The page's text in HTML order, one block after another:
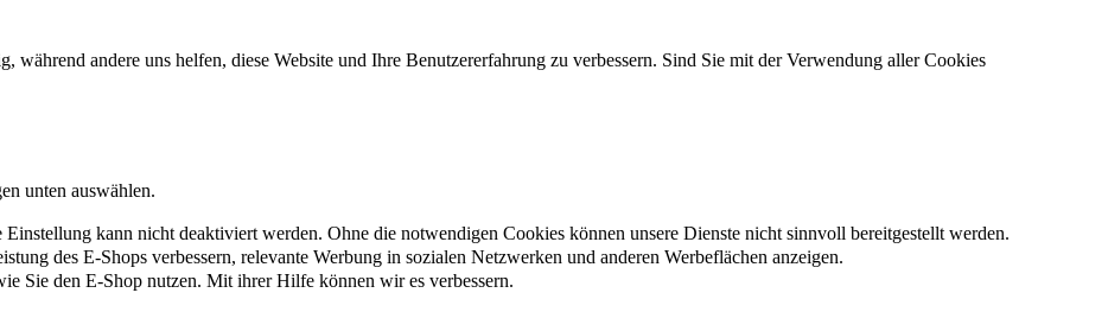
andere uns helfen, diese Website und Ihre Benutzererfahrung zu verbessern. Sind Sie mit der Verwendung aller Cookies
unten auswählen.
Einstellung kann nicht deaktiviert werden. Ohne die notwendigen Cookies können unsere Dienste nicht sinnvoll bereitgestellt werden.
des E-Shops verbessern, relevante Werbung in sozialen Netzwerken und anderen Werbeflächen anzeigen.
Sie den E-Shop nutzen. Mit ihrer Hilfe können wir es verbessern.